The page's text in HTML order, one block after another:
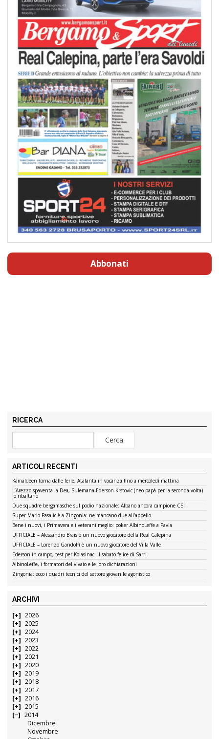
Abbonati
RICERCA
ARTICOLI RECENTI
Kamaldeen torna dalle ferie, Atalanta in vacanza fino a mercoledì mattina
L’Arezzo spaventa la Dea, Sulemana-Ederson-Krstovic (neo papà per la seconda volta)
lo ribaltano
Due squadre bergamasche sul podio nazionale: Albano ancora campione CSI
Super Mario Pasalic è a Zingonia: ne mancano due all’appello
Bene i nuovi, i Primavera e i veterani meglio: poker AlbinoLeffe a Pavia
UFFICIALE – Alessandro Brais è un nuovo giocatore della Real Calepina
UFFICIALE – Lorenzo Gandolfi è un nuovo giocatore del Villa Valle
Ederson in campo, test per Kolasinac: il sabato felice di Sarri
AlbinoLeffe, i formatori del vivaio e le loro dichiarazioni
Zingonia: ecco i quadri tecnici del settore giovanile agonistico
ARCHIVI
2026
2025
2024
2023
2022
2021
2020
2019
2018
2017
2016
2015
2014
Dicembre
Novembre